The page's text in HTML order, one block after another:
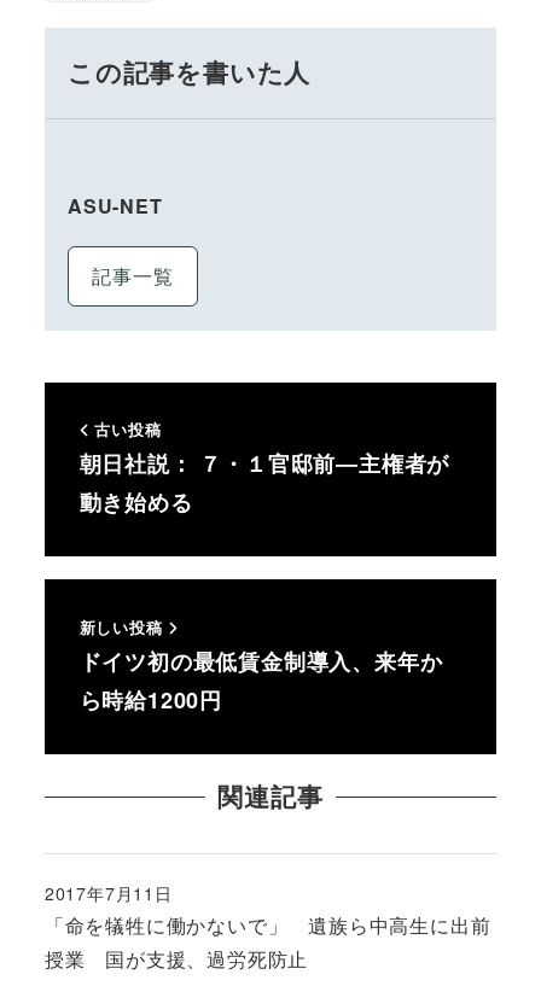
この記事を書いた人
ASU-NET
記事一覧
古い投稿
朝日社説： ７・１官邸前―主権者が
動き始める
新しい投稿
ドイツ初の最低賃金制導入、来年か
ら時給1200円
関連記事
「命を犠牲に働かないで」 遺族ら中高生に出前
授業 国が支援、過労死防止
投稿日
2017年7月11日